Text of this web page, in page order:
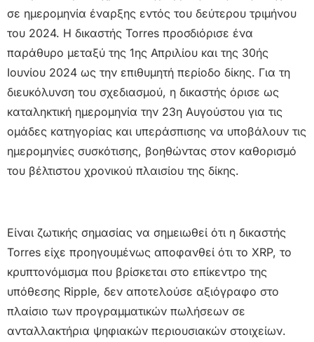
σε ημερομηνία έναρξης εντός του δεύτερου τριμήνου
του 2024. Η δικαστής Torres προσδιόρισε ένα
παράθυρο μεταξύ της 1ης Απριλίου και της 30ής
Ιουνίου 2024 ως την επιθυμητή περίοδο δίκης. Για τη
διευκόλυνση του σχεδιασμού, η δικαστής όρισε ως
καταληκτική ημερομηνία την 23η Αυγούστου για τις
ομάδες κατηγορίας και υπεράσπισης να υποβάλουν τις
ημερομηνίες συσκότισης, βοηθώντας στον καθορισμό
του βέλτιστου χρονικού πλαισίου της δίκης.
Είναι ζωτικής σημασίας να σημειωθεί ότι η δικαστής
Torres είχε προηγουμένως αποφανθεί ότι το XRP, το
κρυπτονόμισμα που βρίσκεται στο επίκεντρο της
υπόθεσης Ripple, δεν αποτελούσε αξιόγραφο στο
πλαίσιο των προγραμματικών πωλήσεων σε
ανταλλακτήρια ψηφιακών περιουσιακών στοιχείων.